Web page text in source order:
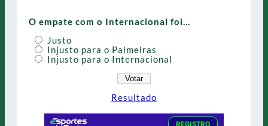
O empate com o Internacional foi…
Justo
Injusto para o Palmeiras
Injusto para o Internacional
Resultado